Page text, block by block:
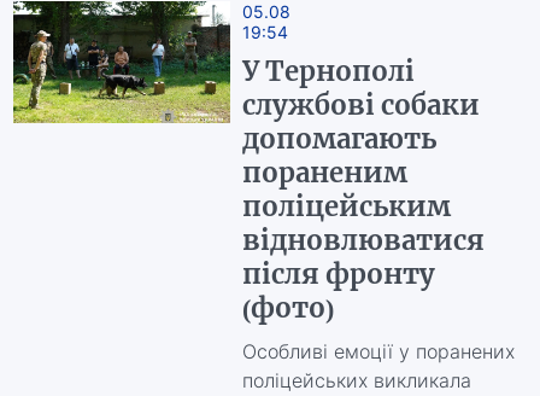
05.08
19:54
У Тернополі
службові собаки
допомагають
пораненим
поліцейським
відновлюватися
після фронту
(фото)
Особливі емоції у поранених
поліцейських викликала